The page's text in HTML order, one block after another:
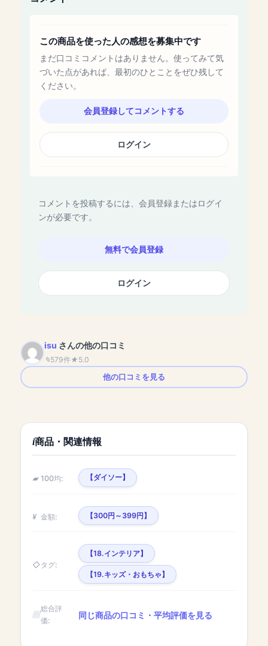
この商品を使った人の感想を募集中です
まだ口コミコメントはありません。使ってみて気
づいた点があれば、最初のひとことをぜひ残して
ください。
会員登録してコメントする
ログイン
コメントを投稿するには、会員登録またはログイ
ンが必要です。
無料で会員登録
ログイン
isu さんの他の口コミ
579件
5.0
他の口コミを見る
商品・関連情報
100均: 【ダイソー】
金額: 【300円～399円】
タグ:
【18.インテリア】
【19.キッズ・おもちゃ】
総合評
価:
同じ商品の口コミ・平均評価を見る